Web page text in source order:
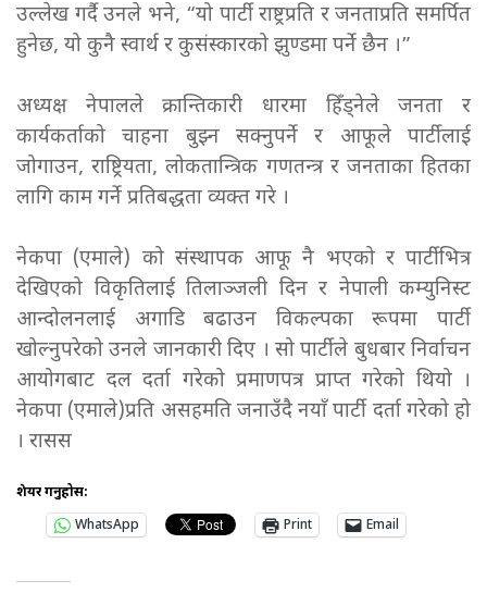
उल्लेख गर्दै उनले भने, “यो पार्टी राष्ट्रप्रति र जनताप्रति समर्पित
हुनेछ, यो कुनै स्वार्थ र कुसंस्कारको झुण्डमा पर्ने छैन ।”
अध्यक्ष नेपालले क्रान्तिकारी धारमा हिँड्नेले जनता र
कार्यकर्ताको चाहना बुझ्न सक्नुपर्ने र आफूले पार्टीलाई
जोगाउन, राष्ट्रियता, लोकतान्त्रिक गणतन्त्र र जनताका हितका
लागि काम गर्ने प्रतिबद्धता व्यक्त गरे ।
नेकपा (एमाले) को संस्थापक आफू नै भएको र पार्टीभित्र
देखिएको विकृतिलाई तिलाञ्जली दिन र नेपाली कम्युनिस्ट
आन्दोलनलाई अगाडि बढाउन विकल्पका रूपमा पार्टी
खोल्नुपरेको उनले जानकारी दिए । सो पार्टीले बुधबार निर्वाचन
आयोगबाट दल दर्ता गरेको प्रमाणपत्र प्राप्त गरेको थियो ।
नेकपा (एमाले)प्रति असहमति जनाउँदै नयाँ पार्टी दर्ता गरेको हो
। रासस
शेयर गर्नुहोस:
WhatsApp
Print Email